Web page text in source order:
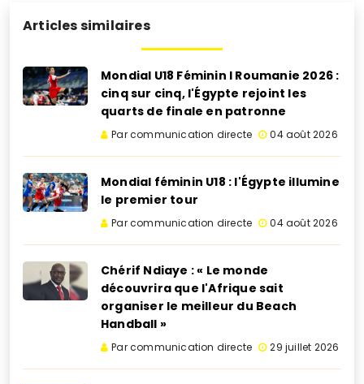
Articles similaires
Mondial U18 Féminin I Roumanie 2026 :
cinq sur cinq, l'Égypte rejoint les
quarts de finale en patronne
Par communication directe 04 août 2026
Mondial féminin U18 : l'Égypte illumine
le premier tour
Par communication directe 04 août 2026
Chérif Ndiaye : « Le monde
découvrira que l'Afrique sait
organiser le meilleur du Beach
Handball »
Par communication directe 29 juillet 2026